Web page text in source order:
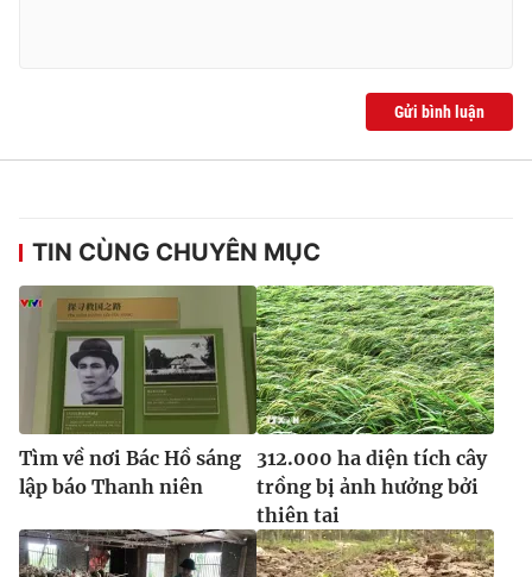
Gửi bình luận
TIN CÙNG CHUYÊN MỤC
Tìm về nơi Bác Hồ sáng
lập báo Thanh niên
312.000 ha diện tích cây
trồng bị ảnh hưởng bởi
thiên tai